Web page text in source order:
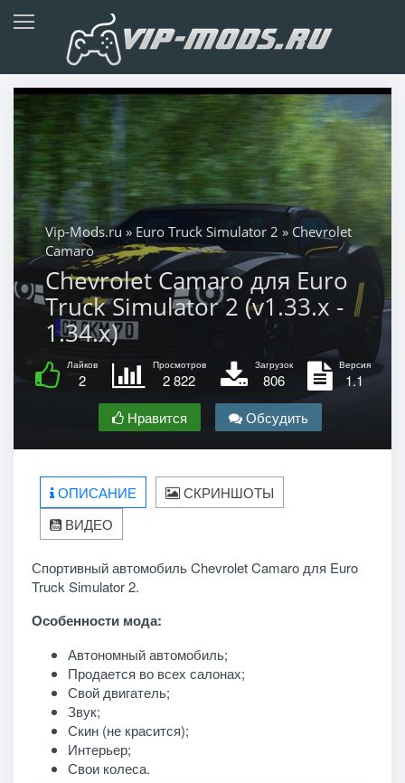
Vip-Mods.ru » Euro Truck Simulator 2 » Chevrolet
Camaro
Chevrolet Camaro для Euro
Truck Simulator 2 (v1.33.x -
1.34.x)
Лайков
2
Просмотров
2 822
Загрузок
806
Версия
1.1
Нравится
Обсудить
ОПИСАНИЕ
СКРИНШОТЫ
ВИДЕО
Спортивный автомобиль Chevrolet Camaro для Euro
Truck Simulator 2.
Особенности мода:
Автономный автомобиль;
Продается во всех салонах;
Свой двигатель;
Звук;
Скин (не красится);
Интерьер;
Свои колеса.